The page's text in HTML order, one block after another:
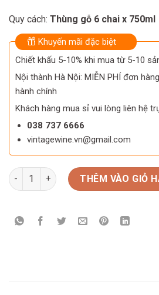
Quy cách: Thùng gỗ 6 chai x 750ml
Khuyến mãi đặc biệt
Chiết khấu 5-10% khi mua từ 5-10
Nội thành Hà Nội: MIỄN PHÍ đơn
hành chính
Khách hàng mua sỉ vui lòng liên hệ
038 737 6666
vintagewine.vn@gmail.com
Rượu Vang Chateau Desmirail
THÊM VÀO GIỎ